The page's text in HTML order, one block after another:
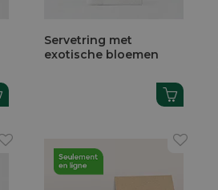
Servetring met
exotische bloemen